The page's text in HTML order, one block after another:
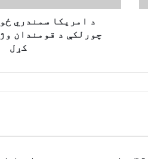
م
ځ
ن
د امریکا سمندري
چورلکې د قومندان
کړل